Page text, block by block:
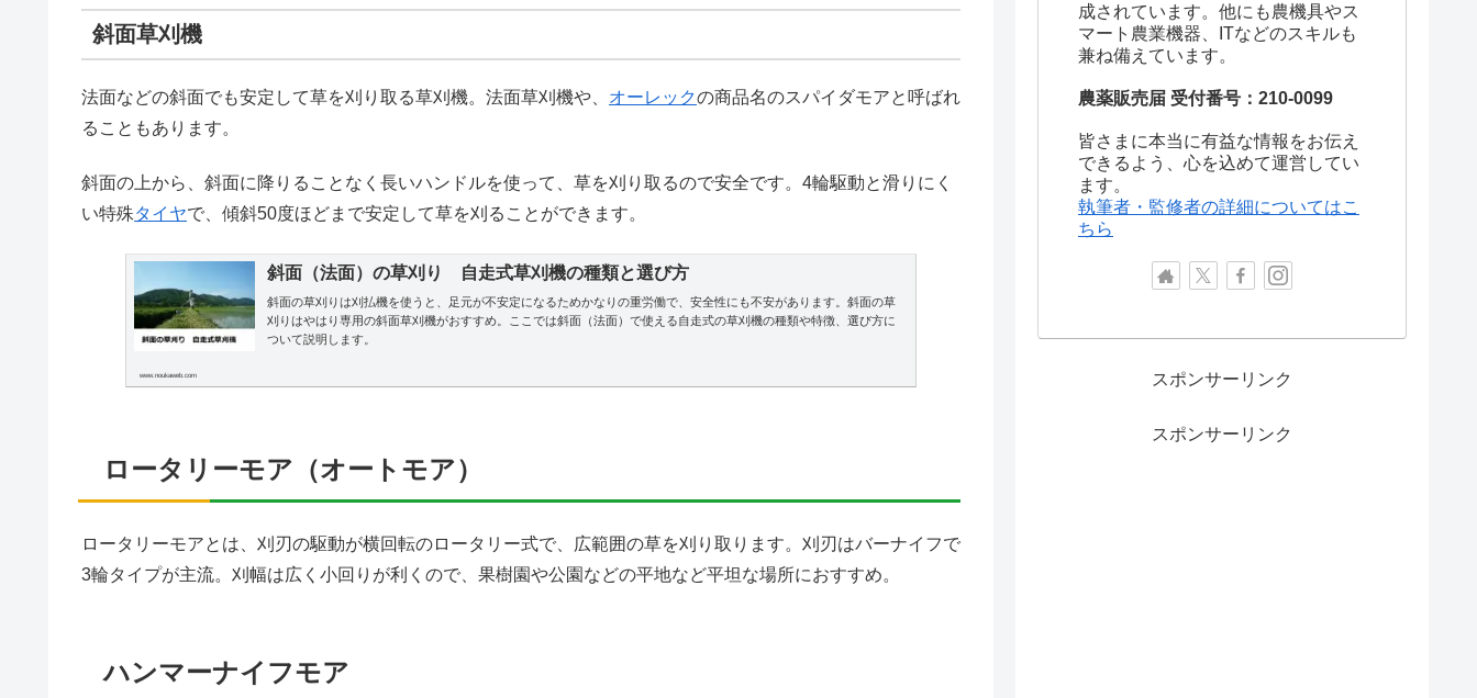
斜面草刈機
法面などの斜面でも安定して草を刈り取る草刈機。法面草刈機や、 オーレックの商品名のスパイダモアと呼ばれ
ることもあります。
斜面の上から、斜面に降りることなく長いハンドルを使って、草を刈り取るので安全です。4輪駆動と滑りにく
い特殊タイヤで、傾斜50度ほどまで安定して草を刈ることができます。
斜面（法面）の草刈り 自走式草刈機の種類と選び方
斜面の草刈りは刈払機を使うと、足元が不安定になるためかなりの重労働で、安全性にも不安があります。斜面の草
刈りはやはり専用の斜面草刈機がおすすめ。ここでは斜面（法面）で使える自走式の草刈機の種類や特徴、選び方に
ついて説明します。
www.noukaweb.com
ロータリーモア（オートモア）
ロータリーモアとは、刈刃の駆動が横回転のロータリー式で、広範囲の草を刈り取ります。刈刃はバーナイフで
3輪タイプが主流。刈幅は広く小回りが利くので、果樹園や公園などの平地など平坦な場所におすすめ。
ハンマーナイフモア
成されています。他にも農機具やス
マート農業機器、ITなどのスキルも
兼ね備えています。
農薬販売届 受付番号：210-0099
皆さまに本当に有益な情報をお伝え
できるよう、心を込めて運営してい
ます。
執筆者・監修者の詳細についてはこ
ちら
スポンサーリンク
スポンサーリンク